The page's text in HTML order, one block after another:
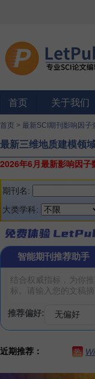
首页 关于我们
首页 > 最新SCI期刊影响因
最新三维地质建模领
2026年6月最新影响因子
期刊名:
大类学科:
智能期刊推荐助手
推荐偏好:
近期推荐： 热